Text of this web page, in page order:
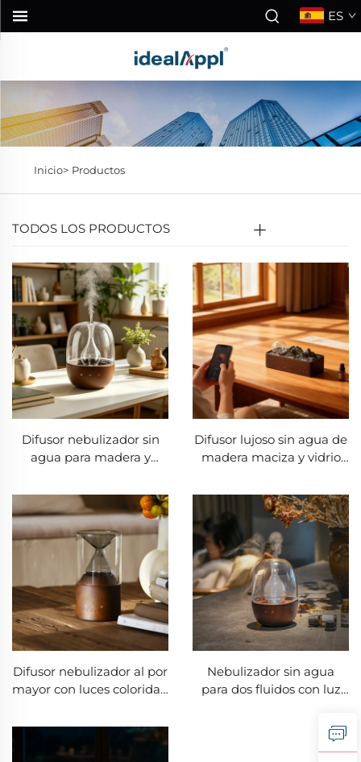
ES
Inicio> Productos
TODOS LOS PRODUCTOS
Difusor nebulizador sin
agua para madera y
de aceites esenciales con
boquilla antifugas y LED
de 7 colores
Difusor lujoso sin agua de
madera maciza y vidrio
Difusor nebulizador al por
mayor con luces coloridas,
Nebulizador sin agua
para dos fluidos con luz